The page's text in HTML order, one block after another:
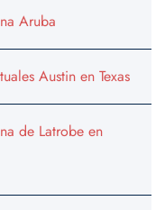
Aruba
Austin en Texas
de Latrobe en